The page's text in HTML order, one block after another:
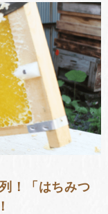
！「はちみつ